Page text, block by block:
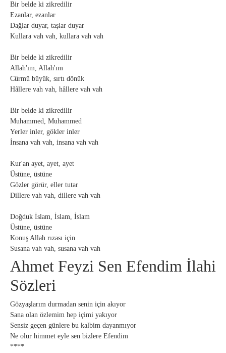
Bir belde ki zikredilir
Ezanlar, ezanlar
Dağlar duyar, taşlar duyar
Kullara vah vah, kullara vah vah
Bir belde ki zikredilir
Allah'ım, Allah'ım
Cürmü büyük, sırtı dönük
Hâllere vah vah, hâllere vah vah
Bir belde ki zikredilir
Muhammed, Muhammed
Yerler inler, gökler inler
İnsana vah vah, insana vah vah
Kur'an ayet, ayet, ayet
Üstüne, üstüne
Gözler görür, eller tutar
Dillere vah vah, dillere vah vah
Doğduk İslam, İslam, İslam
Üstüne, üstüne
Konuş Allah rızası için
Susana vah vah, susana vah vah
Ahmet Feyzi Sen Efendim İlahi
Sözleri
Gözyaşlarım durmadan senin için akıyor
Sana olan özlemim hep içimi yakıyor
Sensiz geçen günlere bu kalbim dayanmıyor
Ne olur himmet eyle sen bizlere Efendim
****